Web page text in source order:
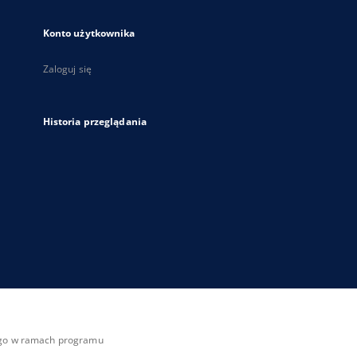
Konto użytkownika
Zaloguj się
Historia przeglądania
w ramach programu